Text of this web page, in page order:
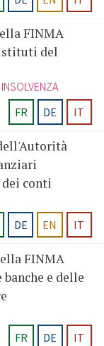
FINMA
del
FR
DE IT
conti
DE EN IT
FINMA
e delle
FR
DE IT